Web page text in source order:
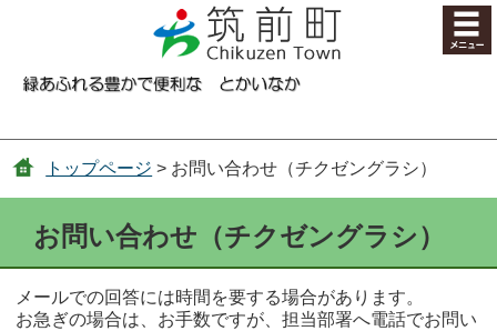
コンテンツにジャンプ
トップページ > お問い合わせ（チクゼングラシ）
お問い合わせ（チクゼングラシ）
メールでの回答には時間を要する場合があります。
お急ぎの場合は、お手数ですが、担当部署へ電話でお問い